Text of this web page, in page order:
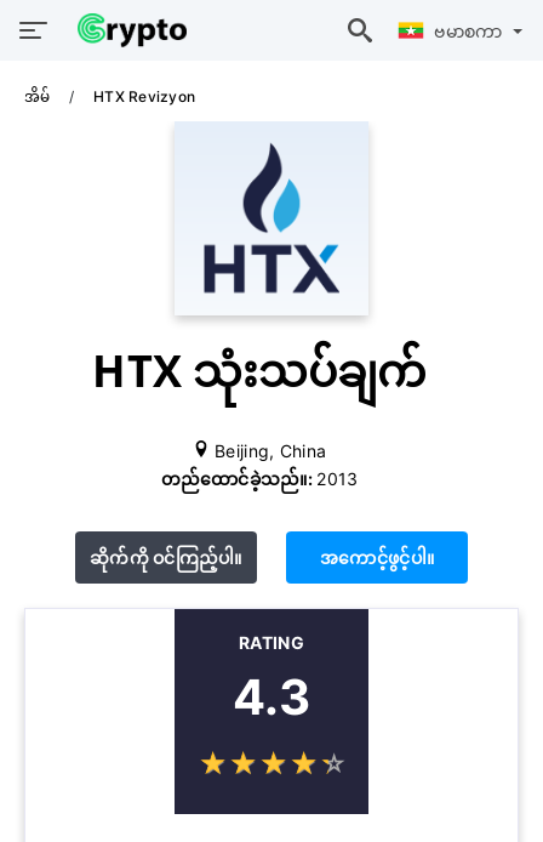
ဗမာစကာ
အိမ် HTX Revizyon
HTX သုံးသပ်ချက်
Beijing, China
တည်ထောင်ခဲ့သည်။: 2013
ဆိုက်ကို ဝင်ကြည့်ပါ။ အကောင့်ဖွင့်ပါ။
RATING
4.3
☆☆☆☆☆
★★★★★